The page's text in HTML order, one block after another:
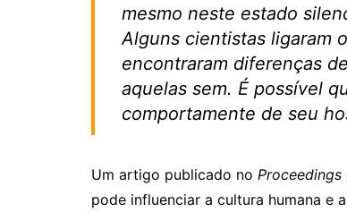
mesmo neste estado
Alguns cientistas ligaram
encontraram diferenças
aquelas sem. É possível
comportamente de seu
Um artigo publicado no
pode influenciar a cultura humana e